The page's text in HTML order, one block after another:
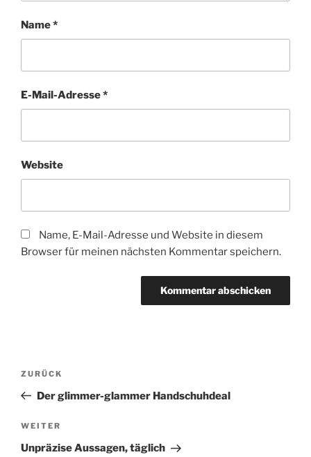
Name*
E-Mail-Adresse*
Website
Name, E-Mail-Adresse und Website in diesem
Browser für meinen nächsten Kommentar speichern.
Beitragsnavigation
Vorheriger
Beitrag
ZURÜCK
Der glimmer-glammer Handschuhdeal
Nächster
Beitrag
WEITER
Unpräzise Aussagen, täglich